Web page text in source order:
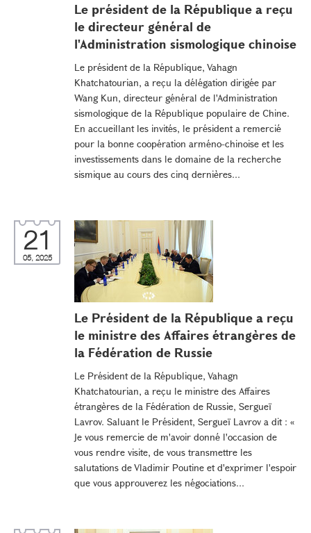
Le président de la République a reçu
le directeur général de
l'Administration sismologique chinoise
Le président de la République, Vahagn
Khatchatourian, a reçu la délégation dirigée par
Wang Kun, directeur général de l'Administration
sismologique de la République populaire de Chine.
En accueillant les invités, le président a remercié
pour la bonne coopération arméno-chinoise et les
investissements dans le domaine de la recherche
sismique au cours des cinq dernières...
21
05, 2025
Le Président de la République a reçu
le ministre des Affaires étrangères de
la Fédération de Russie
Le Président de la République, Vahagn
Khatchatourian, a reçu le ministre des Affaires
étrangères de la Fédération de Russie, Sergueï
Lavrov. Saluant le Président, Sergueï Lavrov a dit : «
Je vous remercie de m'avoir donné l'occasion de
vous rendre visite, de vous transmettre les
salutations de Vladimir Poutine et d'exprimer l'espoir
que vous approuverez les négociations...